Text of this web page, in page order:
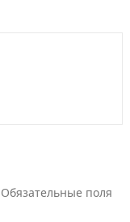
Обязательные поля